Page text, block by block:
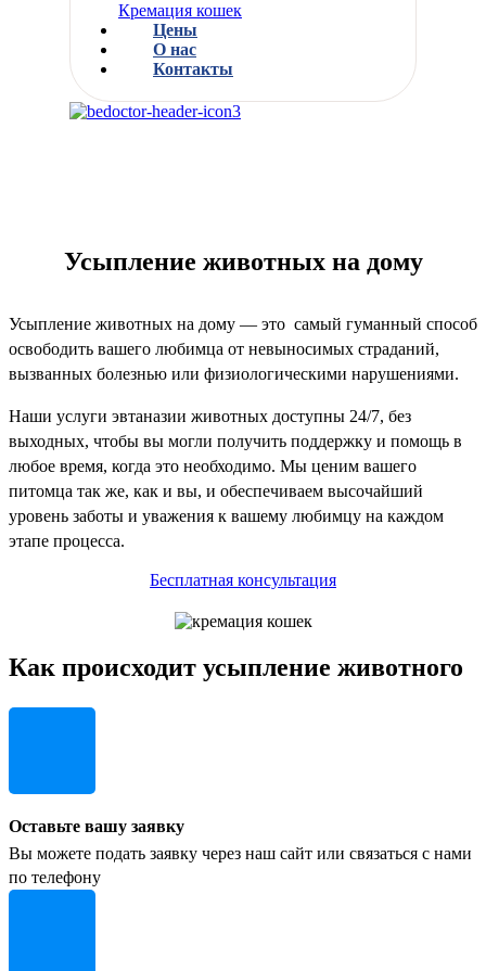
Кремация кошек
Цены
О нас
Контакты
Усыпление животных на дому
Усыпление животных на дому — это самый гуманный способ
освободить вашего любимца от невыносимых страданий,
вызванных болезнью или физиологическими нарушениями.
Наши услуги эвтаназии животных доступны 24/7, без
выходных, чтобы вы могли получить поддержку и помощь в
любое время, когда это необходимо. Мы ценим вашего
питомца так же, как и вы, и обеспечиваем высочайший
уровень заботы и уважения к вашему любимцу на каждом
этапе процесса.
Бесплатная консультация
Как происходит усыпление животного
Оставьте вашу заявку
Вы можете подать заявку через наш сайт или связаться с нами
по телефону